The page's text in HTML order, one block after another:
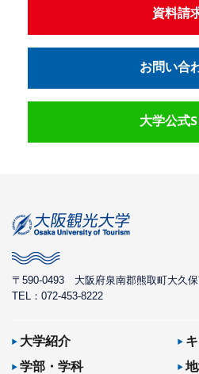
資料請
お問い合
大学公式
〒590-0493 大阪府泉南郡熊取町大久
TEL：072-453-8222
大学紹介
学部・学科